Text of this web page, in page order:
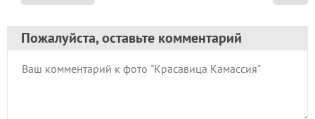
Пожалуйста, оставьте комментарий